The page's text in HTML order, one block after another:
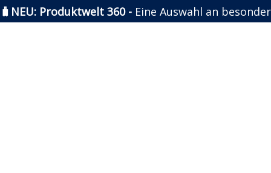
🧳NEU: Produktwelt 360 - Eine Auswahl an